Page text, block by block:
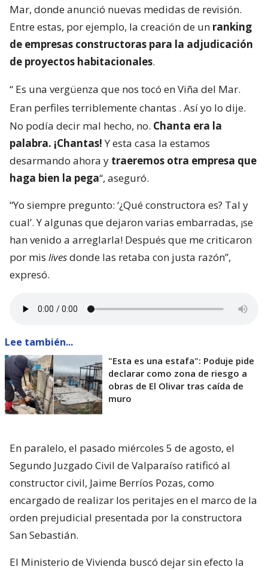
Mar, donde anunció nuevas medidas de revisión.
Entre estas, por ejemplo, la creación de un ranking
de empresas constructoras para la adjudicación
de proyectos habitacionales.
“ Es una vergüenza que nos tocó en Viña del Mar.
Eran perfiles terriblemente chantas . Así yo lo dije.
No podía decir mal hecho, no. Chanta era la
palabra. ¡Chantas!Y esta casa la estamos
desarmando ahora y traeremos otra empresa que
haga bien la pega“, aseguró.
“Yo siempre pregunto: ‘¿Qué constructora es? Tal y
cual’. Y algunas que dejaron varias embarradas, ¡se
han venido a arreglarla! Después que me criticaron
por mis livesdonde las retaba con justa razón”,
expresó.
Lee también...
"Esta es una estafa": Poduje pide
declarar como zona de riesgo a
obras de El Olivar tras caída de
muro
En paralelo, el pasado miércoles 5 de agosto, el
Segundo Juzgado Civil de Valparaíso ratificó al
constructor civil, Jaime Berríos Pozas, como
encargado de realizar los peritajes en el marco de la
orden prejudicial presentada por la constructora
San Sebastián.
El Ministerio de Vivienda buscó dejar sin efecto la